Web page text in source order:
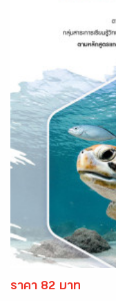
ราคา 82 บาท